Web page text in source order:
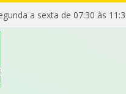
a sexta de 07:30 às